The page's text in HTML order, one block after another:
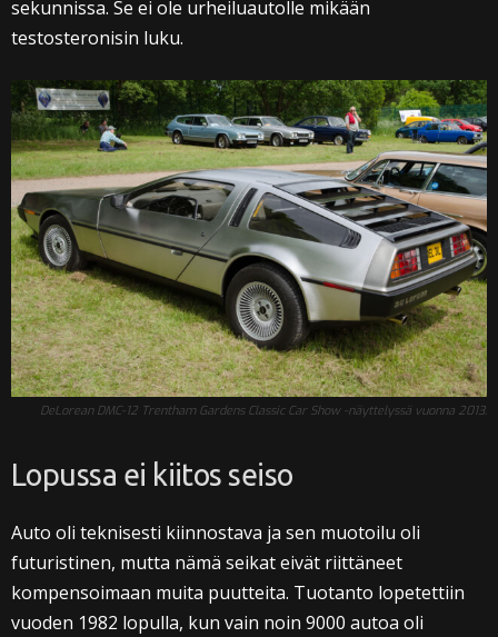
sekunnissa. Se ei ole urheiluautolle mikään
testosteronisin luku.
DeLorean DMC-12 Trentham Gardens Classic Car Show -näyttelyssä vuonna 2013.
Lopussa ei kiitos seiso
Auto oli teknisesti kiinnostava ja sen muotoilu oli
futuristinen, mutta nämä seikat eivät riittäneet
kompensoimaan muita puutteita. Tuotanto lopetettiin
vuoden 1982 lopulla, kun vain noin 9000 autoa oli